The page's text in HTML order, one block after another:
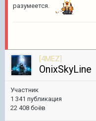
разумеется.
[4MEZ]
OnixSkyLine
Участник
1 341 публикация
22 408 боёв